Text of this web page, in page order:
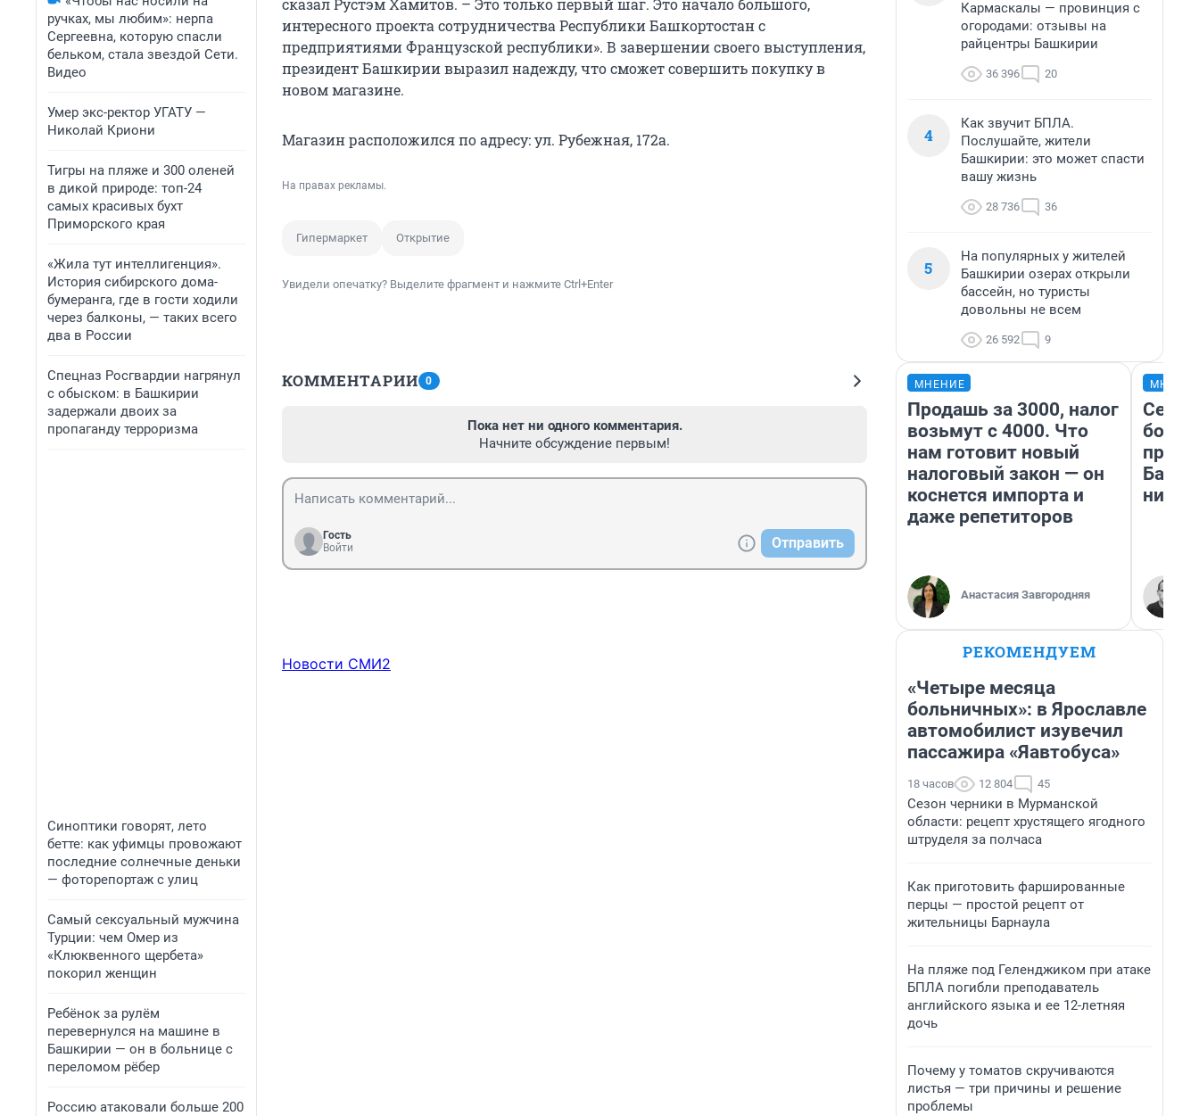
ручках, мы любим»: нерпа
Сергеевна, которую спасли
бельком, стала звездой Сети.
Видео
Умер экс-ректор УГАТУ —
Николай Криони
Тигры на пляже и 300 оленей
в дикой природе: топ-24
самых красивых бухт
Приморского края
«Жила тут интеллигенция».
История сибирского дома-
бумеранга, где в гости ходили
через балконы, — таких всего
два в России
Спецназ Росгвардии нагрянул
с обыском: в Башкирии
задержали двоих за
пропаганду терроризма
Синоптики говорят, лето
бетте: как уфимцы провожают
последние солнечные деньки
— фоторепортаж с улиц
Самый сексуальный мужчина
Турции: чем Омер из
«Клюквенного щербета»
покорил женщин
Ребёнок за рулём
перевернулся на машине в
Башкирии — он в больнице с
переломом рёбер
Россию атаковали больше 200
сказал Рустэм Хамитов. – Это только первый шаг. Это начало большого,
интересного проекта сотрудничества Республики Башкортостан с
предприятиями Французской республики». В завершении своего выступления,
президент Башкирии выразил надежду, что сможет совершить покупку в
новом магазине.
Магазин расположился по адресу: ул. Рубежная, 172а.
На правах рекламы.
Гипермаркет Открытие
Увидели опечатку? Выделите фрагмент и нажмите Ctrl+Enter
КОММЕНТАРИИ 0
Пока нет ни одного комментария.
Начните обсуждение первым!
Гость
Войти
Отправить
Новости СМИ2
Кармаскалы — провинция с
огородами: отзывы на
райцентры Башкирии
36 396 20
4
Как звучит БПЛА.
Послушайте, жители
Башкирии: это может спасти
вашу жизнь
28 736 36
5
На популярных у жителей
Башкирии озерах открыли
бассейн, но туристы
довольны не всем
26 592 9
МНЕНИЕ
Продашь за 3000, налог
возьмут с 4000. Что
нам готовит новый
налоговый закон — он
коснется импорта и
даже репетиторов
Анастасия Завгородняя
них
РЕКОМЕНДУЕМ
«Четыре месяца
больничных»: в Ярославле
автомобилист изувечил
пассажира «Яавтобуса»
18 часов 12 804 45
Сезон черники в Мурманской
области: рецепт хрустящего ягодного
штруделя за полчаса
Как приготовить фаршированные
перцы — простой рецепт от
жительницы Барнаула
На пляже под Геленджиком при атаке
БПЛА погибли преподаватель
английского языка и ее 12-летняя
дочь
Почему у томатов скручиваются
листья — три причины и решение
проблемы